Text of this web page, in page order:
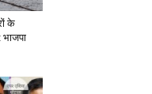
के